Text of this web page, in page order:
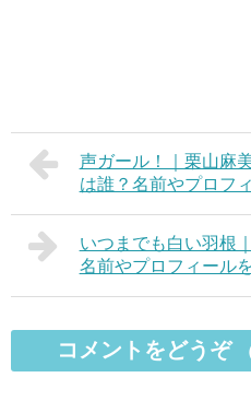
声ガール！｜栗山麻
は誰？名前やプロフ
いつまでも白い羽根
名前やプロフィール
コメントをどうぞ